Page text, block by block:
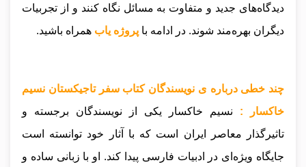
دیدگاه‌های جدید و متفاوت به مسائل نگاه کنند و از تجربیات
دیگران بهره‌مند شوند. در ادامه با پروژه یاب همراه باشید.
چند خطی درباره ی نویسندگان کتاب سفر تاجیکستان نسیم
خاکسار : نسیم خاکسار یکی از نویسندگان برجسته و
تاثیرگذار معاصر ایران است که با آثار خود توانسته است
جایگاه ویژه‌ای در ادبیات فارسی پیدا کند. او با زبانی ساده و